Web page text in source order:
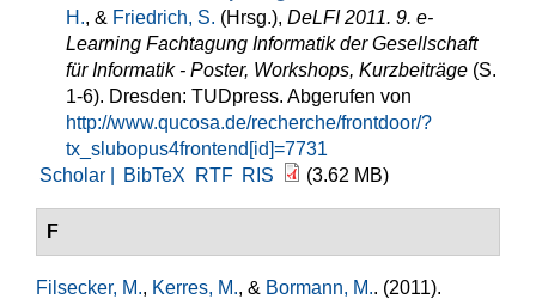
H., & Friedrich, S. (Hrsg.), DeLFI 2011. 9. e-
Learning Fachtagung Informatik der Gesellschaft
für Informatik - Poster, Workshops, Kurzbeiträge (S.
1-6). Dresden: TUDpress. Abgerufen von
http://www.qucosa.de/recherche/frontdoor/?
tx_slubopus4frontend[id]=7731
Scholar |
BibTeX RTF RIS (3.62 MB)
F
Filsecker, M., Kerres, M., & Bormann, M.. (2011).